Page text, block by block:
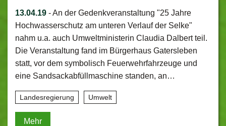
13.04.19 -An der Gedenkveranstaltung "25 Jahre
Hochwasserschutz am unteren Verlauf der Selke"
nahm u.a. auch Umweltministerin Claudia Dalbert teil.
Die Veranstaltung fand im Bürgerhaus Gatersleben
statt, vor dem symbolisch Feuerwehrfahrzeuge und
eine Sandsackabfüllmaschine standen, an…
Landesregierung Umwelt
Mehr